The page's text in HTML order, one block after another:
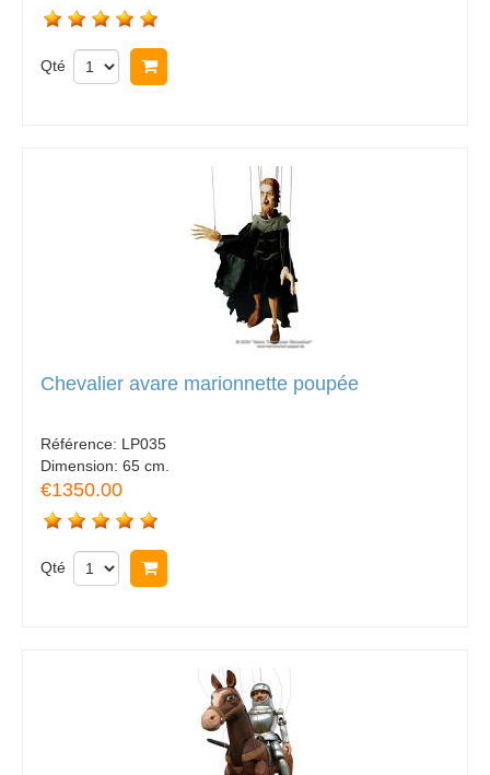
Qté
Chevalier avare marionnette poupée
Référence: LP035
Dimension: 65 cm.
€1350.00
Qté